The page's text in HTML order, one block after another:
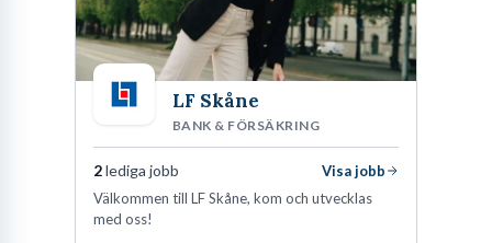
LF Skåne
BANK & FÖRSÄKRING
2lediga jobb
Visa jobb
Välkommen till LF Skåne, kom och utvecklas
med oss!